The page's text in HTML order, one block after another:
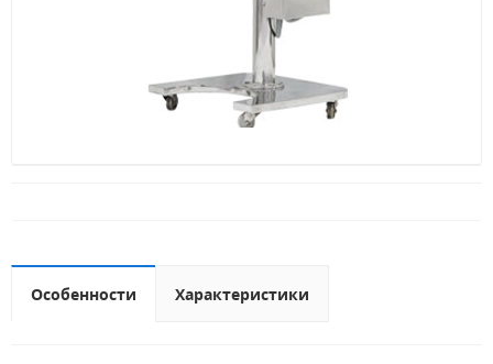
Особенности Характеристики